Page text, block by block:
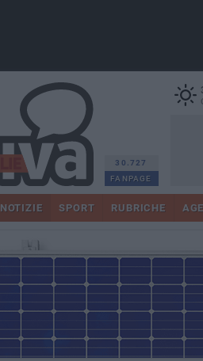
30.727
FANPAGE
NOTIZIE SPORT RUBRICHE